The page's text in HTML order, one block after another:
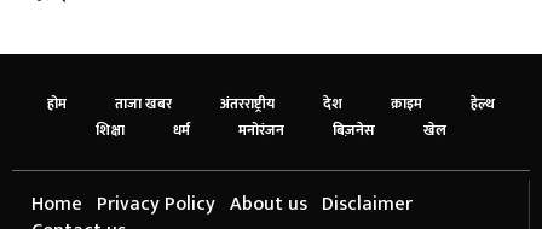
होम ताजा खबर अंतरराष्ट्रीय देश क्राइम
हेल्थ
शिक्षा
धर्म मनोरंजन बिज़नेस खेल
Home Privacy Policy About us Disclaimer